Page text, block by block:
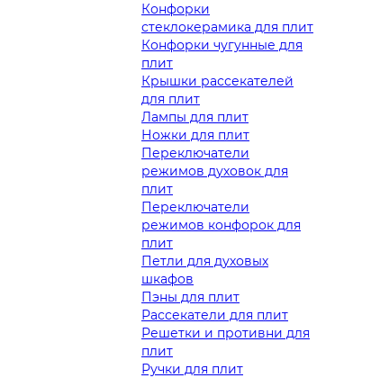
Конфорки
стеклокерамика для плит
Конфорки чугунные для
плит
Крышки рассекателей
для плит
Лампы для плит
Ножки для плит
Переключатели
режимов духовок для
плит
Переключатели
режимов конфорок для
плит
Петли для духовых
шкафов
Пэны для плит
Рассекатели для плит
Решетки и противни для
плит
Ручки для плит